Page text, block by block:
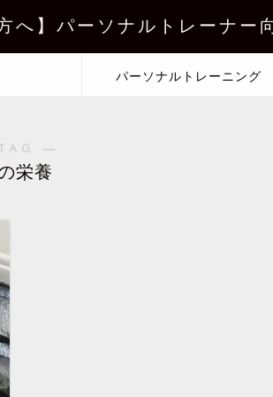
へ】パーソナルトレーナー
パーソナルトレーニング
―
栄養